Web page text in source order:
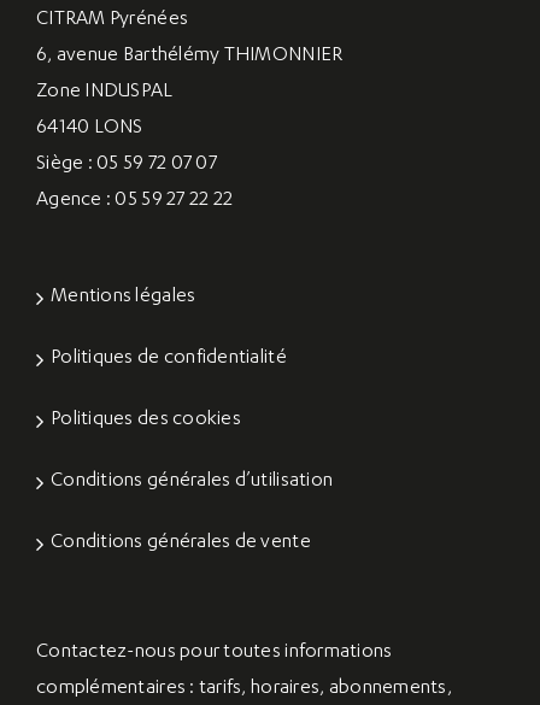
CITRAM Pyrénées
6, avenue Barthélémy THIMONNIER
Zone INDUSPAL
64140 LONS
Siège : 05 59 72 07 07
Agence : 05 59 27 22 22
Mentions légales
Politiques de confidentialité
Politiques des cookies
Conditions générales d’utilisation
Conditions générales de vente
Contactez-nous pour toutes informations
complémentaires : tarifs, horaires, abonnements,